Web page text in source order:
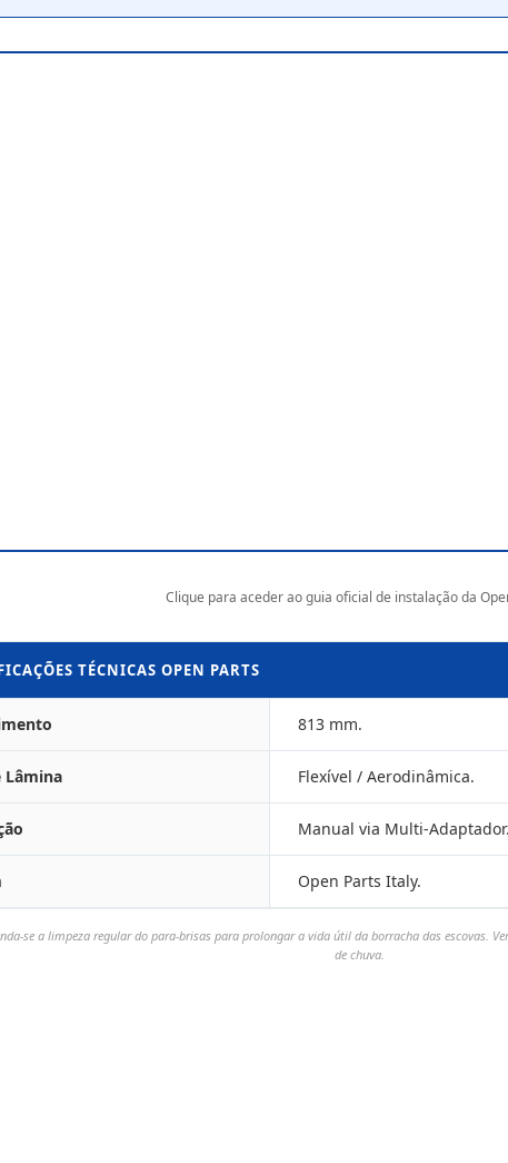
Clique para aceder ao guia oficial de instalação da
TÉCNICAS OPEN PARTS
813 mm.
Lâmina Flexível / Aerodinâmica.
Manual via Multi-Adaptador.
Open Parts Italy.
se a limpeza regular do para-brisas para prolongar a vida útil da borracha das escovas.
de chuva.